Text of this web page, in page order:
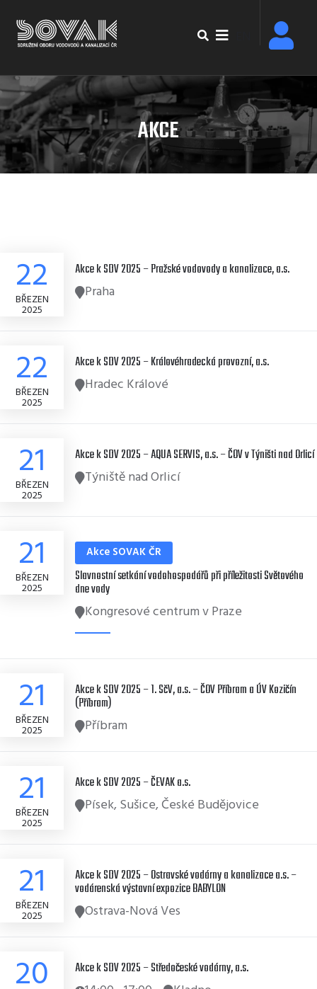
hlavnímu
obsahu
AKCE
22
BŘEZEN
2025
Akce k SDV 2025 – Pražské vodovody a kanalizace, a.s.
Praha
22
BŘEZEN
2025
Akce k SDV 2025 – Královéhradecká provozní, a.s.
Hradec Králové
21
BŘEZEN
2025
Akce k SDV 2025 – AQUA SERVIS, a.s. – ČOV v Týništi nad Orlicí
Týniště nad Orlicí
21
BŘEZEN
2025
Akce SOVAK ČR
Slavnostní setkání vodohospodářů při příležitosti Světového
dne vody
Kongresové centrum v Praze
21
BŘEZEN
2025
Akce k SDV 2025 – 1. SčV, a.s. – ČOV Příbram a ÚV Kozičín
(Příbram)
Příbram
21
BŘEZEN
2025
Akce k SDV 2025 – ČEVAK a.s.
Písek, Sušice, České Budějovice
21
BŘEZEN
2025
Akce k SDV 2025 – Ostravské vodárny a kanalizace a.s. –
vodárenská výstavní expozice BABYLON
Ostrava-Nová Ves
20 Akce k SDV 2025 – Středočeské vodárny, a.s.